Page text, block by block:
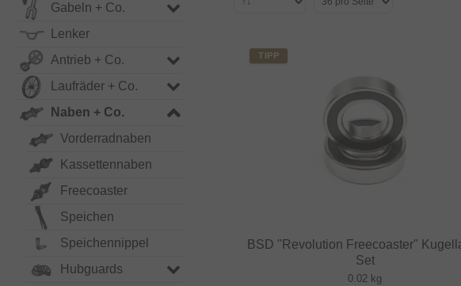
Gabeln + Co.
Lenker
Antrieb + Co.
Laufräder + Co.
Naben + Co.
Vorderradnaben
Kassettennaben
Freecoaster
Speichen
Speichennippel
Hubguards
TIPP
BSD "Revolution Freecoaster"
Set
0.02 kg